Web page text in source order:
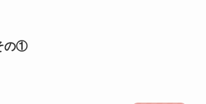
の①